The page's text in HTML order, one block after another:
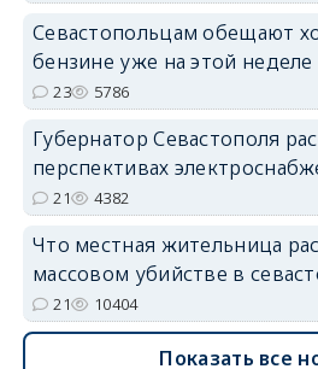
Севастопольцам обещают
бензине уже на этой неделе
23 5786
Губернатор Севастополя
перспективах
21 4382
Что местная жительница
массовом убийстве в
21 10404
Показать все